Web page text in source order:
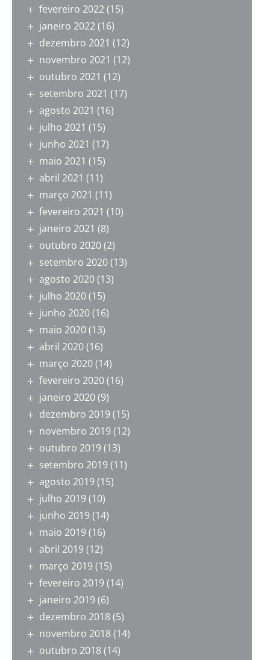
fevereiro 2022(15)
janeiro 2022(16)
dezembro 2021 (12)
novembro 2021 (12)
outubro 2021 (12)
setembro 2021 (17)
agosto 2021 (16)
julho 2021 (15)
junho 2021 (17)
maio 2021 (15)
abril 2021 (11)
março 2021 (11)
fevereiro 2021 (10)
janeiro 2021 (8)
outubro 2020(2)
setembro 2020(13)
agosto 2020(13)
julho 2020(15)
junho 2020(16)
maio 2020(13)
abril 2020(16)
março 2020(14)
fevereiro 2020(16)
janeiro 2020(9)
dezembro 2019(15)
novembro 2019(12)
outubro 2019(13)
setembro 2019(11)
agosto 2019(15)
julho 2019(10)
junho 2019(14)
maio 2019(16)
abril 2019(12)
março 2019(15)
fevereiro 2019(14)
janeiro 2019(6)
dezembro 2018(5)
novembro 2018(14)
outubro 2018(14)